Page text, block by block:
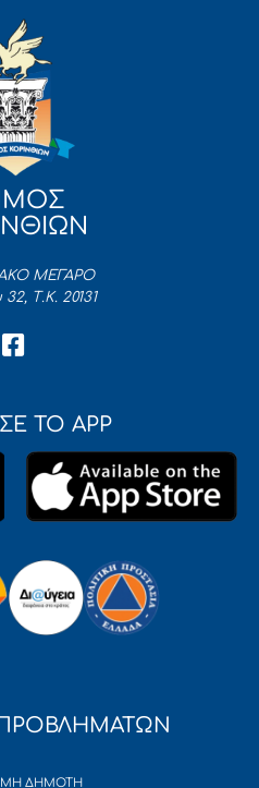
ΜΕΓΑΡΟ
Τ.Κ. 20131
ΤΟ APP
ΔΗΜΟΤΗ